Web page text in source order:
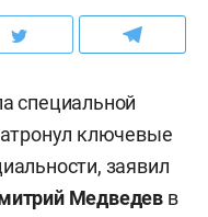
специальной
ключевые
заявил
Медведев в